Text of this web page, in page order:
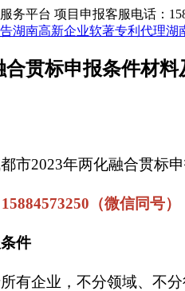
务平台 项目申报客服电话：
湖南高新企业软著专利代理湖
合贯标申报条件材
市2023年两化融合贯标
（微信同号）
件
有企业，不分领域、不